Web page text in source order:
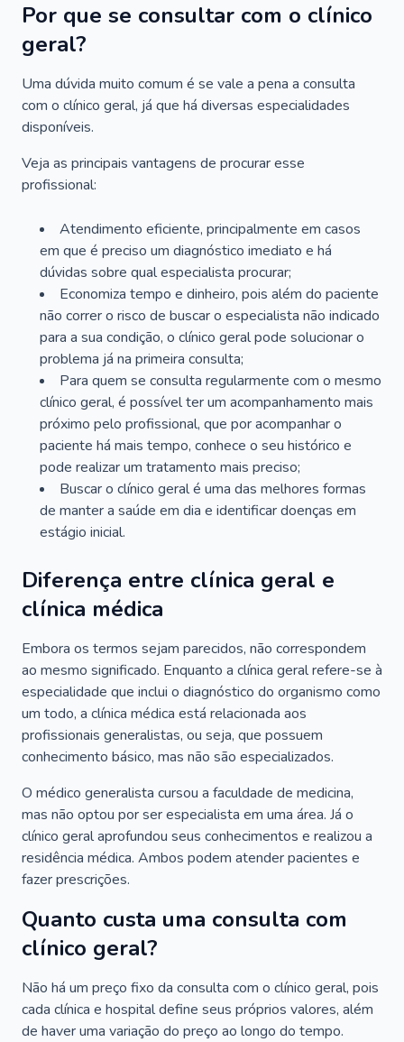
Por que se consultar com o clínico
geral?
Uma dúvida muito comum é se vale a pena a consulta
com o clínico geral, já que há diversas especialidades
disponíveis.
Veja as principais vantagens de procurar esse
profissional:
Atendimento eficiente, principalmente em casos
em que é preciso um diagnóstico imediato e há
dúvidas sobre qual especialista procurar;
Economiza tempo e dinheiro, pois além do paciente
não correr o risco de buscar o especialista não indicado
para a sua condição, o clínico geral pode solucionar o
problema já na primeira consulta;
Para quem se consulta regularmente com o mesmo
clínico geral, é possível ter um acompanhamento mais
próximo pelo profissional, que por acompanhar o
paciente há mais tempo, conhece o seu histórico e
pode realizar um tratamento mais preciso;
Buscar o clínico geral é uma das melhores formas
de manter a saúde em dia e identificar doenças em
estágio inicial.
Diferença entre clínica geral e
clínica médica
Embora os termos sejam parecidos, não correspondem
ao mesmo significado. Enquanto a clínica geral refere-se à
especialidade que inclui o diagnóstico do organismo como
um todo, a clínica médica está relacionada aos
profissionais generalistas, ou seja, que possuem
conhecimento básico, mas não são especializados.
O médico generalista cursou a faculdade de medicina,
mas não optou por ser especialista em uma área. Já o
clínico geral aprofundou seus conhecimentos e realizou a
residência médica. Ambos podem atender pacientes e
fazer prescrições.
Quanto custa uma consulta com
clínico geral?
Não há um preço fixo da consulta com o clínico geral, pois
cada clínica e hospital define seus próprios valores, além
de haver uma variação do preço ao longo do tempo.